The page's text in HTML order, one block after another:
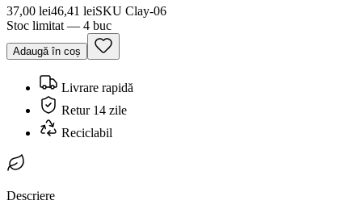
37,00 lei46,41 leiSKU Clay-06
Stoc limitat — 4 buc
Adaugă în coș
Livrare rapidă
Retur 14 zile
Reciclabil
Descriere